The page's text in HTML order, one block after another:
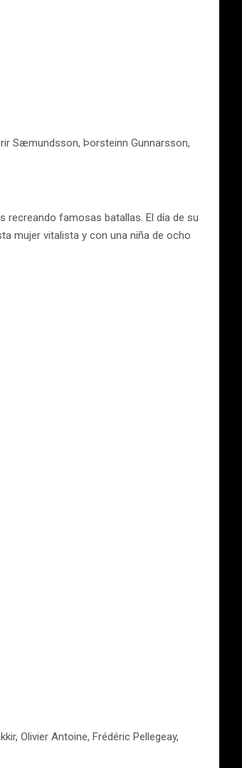
Sæmundsson, Þorsteinn Gunnarsson,
recreando famosas batallas. El día de su
mujer vitalista y con una niña de ocho
Olivier Antoine, Frédéric Pellegeay,